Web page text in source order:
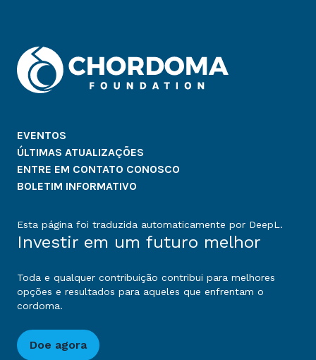
EVENTOS
ÚLTIMAS ATUALIZAÇÕES
ENTRE EM CONTATO CONOSCO
BOLETIM INFORMATIVO
Esta página foi traduzida automaticamente por DeepL.
Investir em um futuro melhor
Toda e qualquer contribuição contribui para melhores
opções e resultados para aqueles que enfrentam o
cordoma.
Doe agora